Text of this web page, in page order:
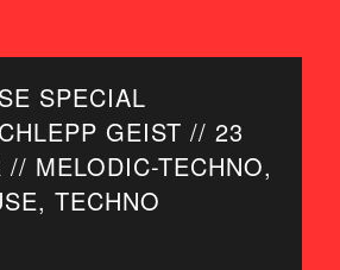
SPECIAL
GEIST // 23
// MELODIC-TECHNO,
TECHNO